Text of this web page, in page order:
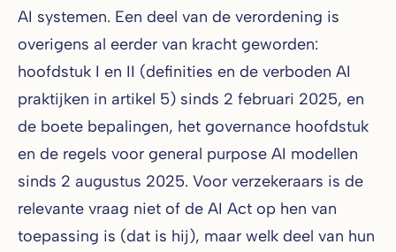
AI systemen. Een deel van de verordening is
overigens al eerder van kracht geworden:
hoofdstuk I en II (definities en de verboden AI
praktijken in artikel 5) sinds 2 februari 2025, en
de boete bepalingen, het governance hoofdstuk
en de regels voor general purpose AI modellen
sinds 2 augustus 2025. Voor verzekeraars is de
relevante vraag niet of de AI Act op hen van
toepassing is (dat is hij), maar welk deel van hun